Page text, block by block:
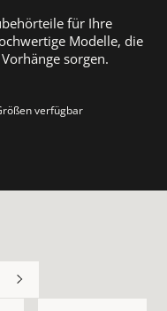
für Ihre
Modelle, die
sorgen.
verfügbar